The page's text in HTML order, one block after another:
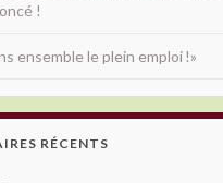
!
ensemble le plein emploi !»
RÉCENTS